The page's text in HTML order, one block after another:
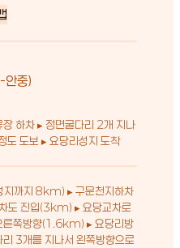
안중)
하차 ▸ 정면굴다리 2개 지나
도보 ▸ 요당리성지 도착
지까지 8km) ▸ 구문천지하차
도 진입(3km) ▸ 요당교차로
른쪽방향(1.6km) ▸ 요당리방
3개를 지나서 왼쪽방향으로